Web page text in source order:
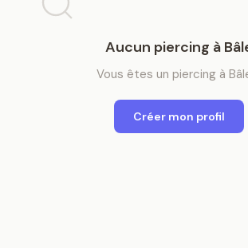
Aucun piercing à
Vous êtes un piercingà
Créer mon profil